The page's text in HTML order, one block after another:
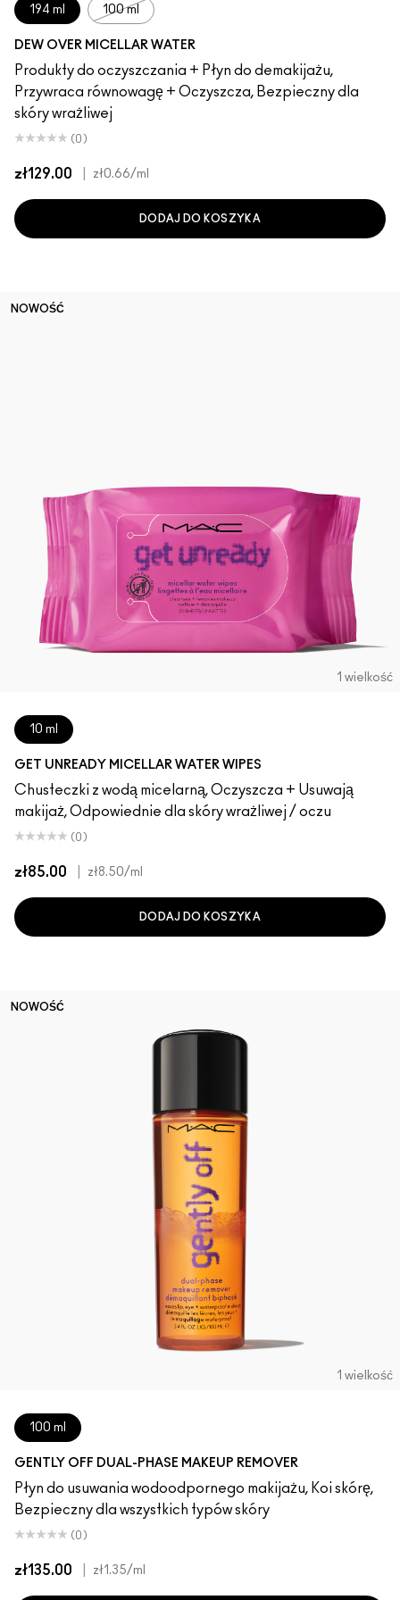
194 ml 100 ml
DEW OVER MICELLAR WATER
Produkty do oczyszczania + Płyn do demakijażu,
Przywraca równowagę + Oczyszcza, Bezpieczny dla
skóry wrażliwej
(0)
zł129.00 zł0.66/ml
DODAJ DO KOSZYKA
NOWOŚĆ
1 wielkość
10 ml
GET UNREADY MICELLAR WATER WIPES
Chusteczki z wodą micelarną, Oczyszcza + Usuwają
makijaż, Odpowiednie dla skóry wrażliwej / oczu
(0)
zł85.00 zł8.50/ml
DODAJ DO KOSZYKA
NOWOŚĆ
1 wielkość
100 ml
GENTLY OFF DUAL-PHASE MAKEUP REMOVER
Płyn do usuwania wodoodpornego makijażu, Koi skórę,
Bezpieczny dla wszystkich typów skóry
(0)
zł135.00 zł1.35/ml